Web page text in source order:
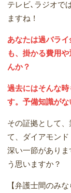
テレビ､ラジオで
ますね！
あなたは過バラ
も、掛かる費用
んか？
過去にはそんな
す。予備知識がな
その証拠として
て、ダイアモン
深い一節があり
う思いますか？
【弁護士間のみ